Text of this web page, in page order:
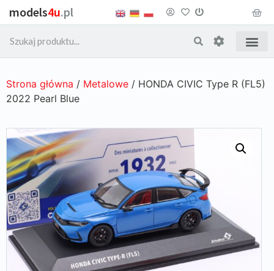
models4u.pl
Strona główna / Metalowe / HONDA CIVIC Type R (FL5)
2022 Pearl Blue